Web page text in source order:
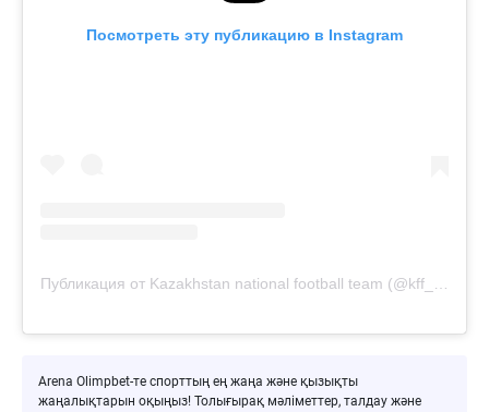
Посмотреть эту публикацию в Instagram
Arena Olimpbet-те спорттың ең жаңа және қызықты
жаңалықтарын оқыңыз! Толығырақ мәліметтер, талдау және